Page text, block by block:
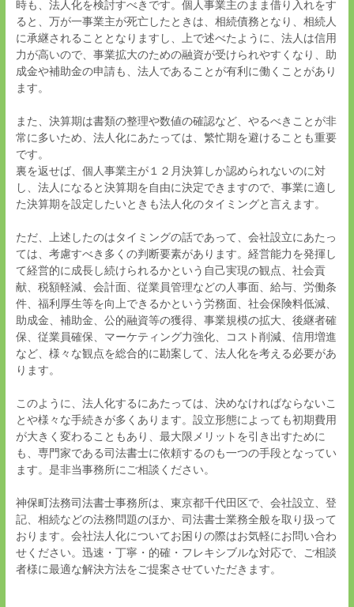
時も、法人化を検討すべきです。個人事業主のまま借り入れをす
ると、万が一事業主が死亡したときは、相続債務となり、相続人
に承継されることとなりますし、上で述べたように、法人は信用
力が高いので、事業拡大のための融資が受けられやすくなり、助
成金や補助金の申請も、法人であることが有利に働くことがあり
ます。
また、決算期は書類の整理や数値の確認など、やるべきことが非
常に多いため、法人化にあたっては、繁忙期を避けることも重要
です。
裏を返せば、個人事業主が１２月決算しか認められないのに対
し、法人になると決算期を自由に決定できますので、事業に適し
た決算期を設定したいときも法人化のタイミングと言えます。
ただ、上述したのはタイミングの話であって、会社設立にあたっ
ては、考慮すべき多くの判断要素があります。経営能力を発揮し
て経営的に成長し続けられるかという自己実現の観点、社会貢
献、税額軽減、会計面、従業員管理などの人事面、給与、労働条
件、福利厚生等を向上できるかという労務面、社会保険料低減、
助成金、補助金、公的融資等の獲得、事業規模の拡大、後継者確
保、従業員確保、マーケティング力強化、コスト削減、信用増進
など、様々な観点を総合的に勘案して、法人化を考える必要があ
ります。
このように、法人化するにあたっては、決めなければならないこ
とや様々な手続きが多くあります。設立形態によっても初期費用
が大きく変わることもあり、最大限メリットを引き出すために
も、専門家である司法書士に依頼するのも一つの手段となってい
ます。是非当事務所にご相談ください。
神保町法務司法書士事務所は、東京都千代田区で、会社設立、登
記、相続などの法務問題のほか、司法書士業務全般を取り扱って
おります。会社法人化についてお困りの際はお気軽にお問い合わ
せください。迅速・丁寧・的確・フレキシブルな対応で、ご相談
者様に最適な解決方法をご提案させていただきます。